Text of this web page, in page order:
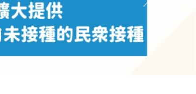
Next